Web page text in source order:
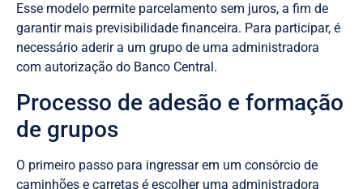
Esse modelo permite parcelamento sem juros, a fim de
garantir mais previsibilidade financeira. Para participar, é
necessário aderir a um grupo de uma administradora
com autorização do Banco Central.
Processo de adesão e formação
de grupos
O primeiro passo para ingressar em um consórcio de
caminhões e carretas é escolher uma administradora